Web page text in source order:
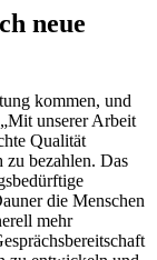
neue
kommen, und
unserer Arbeit
Qualität
zu bezahlen. Das
die Menschen
mehr